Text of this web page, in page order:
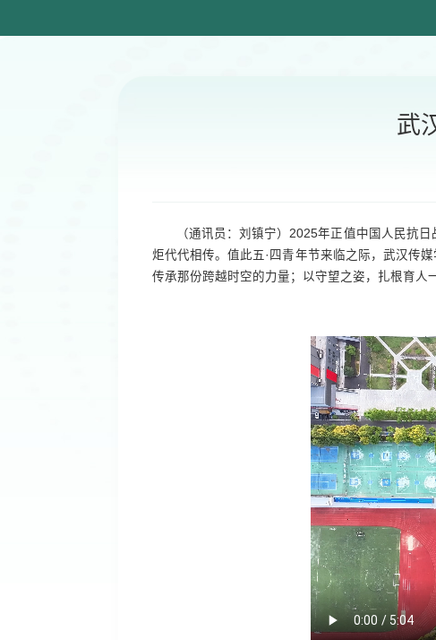
武
（通讯员：刘镇宁）2025年正值中国人民抗
炬代代相传。值此五·四青年节来临之际，武汉传
传承那份跨越时空的力量；以守望之姿，扎根育人